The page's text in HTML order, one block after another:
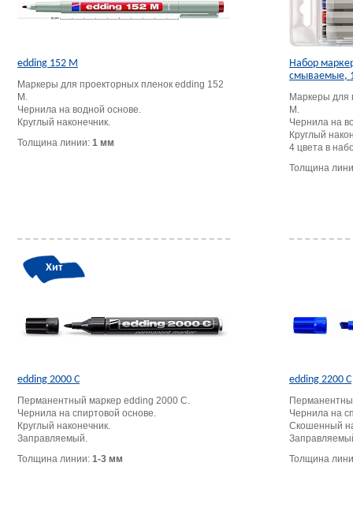
edding 152 M
Маркеры для проекторных пленок edding 152
M.
Чернила на водной основе.
Круглый наконечник.
Толщина линии: 1 мм
Набор
смываемые,
Маркеры для
M.
Чернила на
Круглый
4 цвета в
Толщина
Хит
edding 2000 C
Перманентный маркер edding 2000 С.
Чернила на спиртовой основе.
Круглый наконечник.
Заправляемый.
Толщина линии: 1-3 мм
edding 2200 C
Чернила на
Скошенный
Толщина